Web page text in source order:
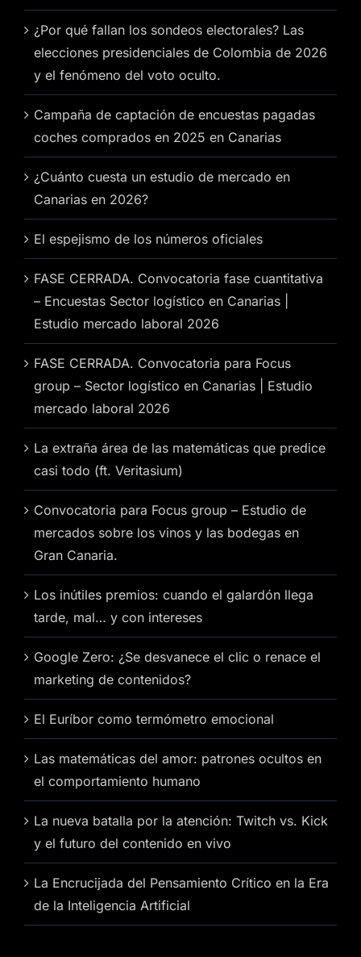
¿Por qué fallan los sondeos electorales? Las
elecciones presidenciales de Colombia de 2026
y el fenómeno del voto oculto.
Campaña de captación de encuestas pagadas
coches comprados en 2025 en Canarias
¿Cuánto cuesta un estudio de mercado en
Canarias en 2026?
El espejismo de los números oficiales
FASE CERRADA. Convocatoria fase cuantitativa
– Encuestas Sector logístico en Canarias |
Estudio mercado laboral 2026
FASE CERRADA. Convocatoria para Focus
group – Sector logístico en Canarias | Estudio
mercado laboral 2026
La extraña área de las matemáticas que predice
casi todo (ft. Veritasium)
Convocatoria para Focus group – Estudio de
mercados sobre los vinos y las bodegas en
Gran Canaria.
Los inútiles premios: cuando el galardón llega
tarde, mal… y con intereses
Google Zero: ¿Se desvanece el clic o renace el
marketing de contenidos?
El Euríbor como termómetro emocional
Las matemáticas del amor: patrones ocultos en
el comportamiento humano
La nueva batalla por la atención: Twitch vs. Kick
y el futuro del contenido en vivo
La Encrucijada del Pensamiento Crítico en la Era
de la Inteligencia Artificial